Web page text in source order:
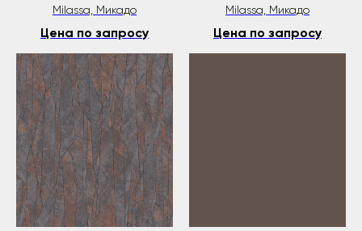
Milassa, Микадо
Цена по запросу
Milassa, Микадо
Цена по запросу